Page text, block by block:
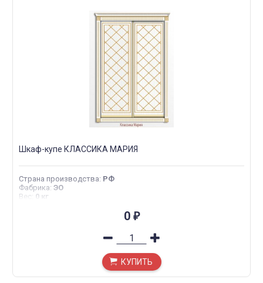
Шкаф-купе КЛАССИКА МАРИЯ
Страна производства: РФ
Фабрика: ЭО
Вес : 0 кг
0 ₽
КУПИТЬ